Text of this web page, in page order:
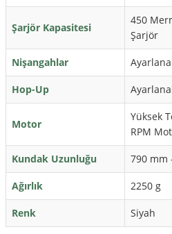
Şarjör Kapasitesi
450
Şarjör
Nişangahlar
Hop-Up
Motor
Yüksek
RPM
Kundak Uzunluğu 790 mm
Ağırlık 2250 g
Renk Siyah